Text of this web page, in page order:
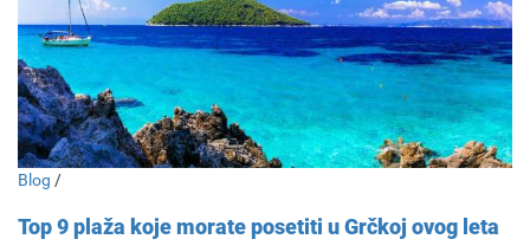
Blog /
Top 9 plaža koje morate posetiti u Grčkoj ovog leta